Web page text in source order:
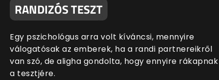
RANDIZÓS TESZT
Egy pszichológus arra volt kíváncsi, mennyire
válogatósak az emberek, ha a randi partnereikről
van szó, de aligha gondolta, hogy ennyire rákapnak
a tesztjére.